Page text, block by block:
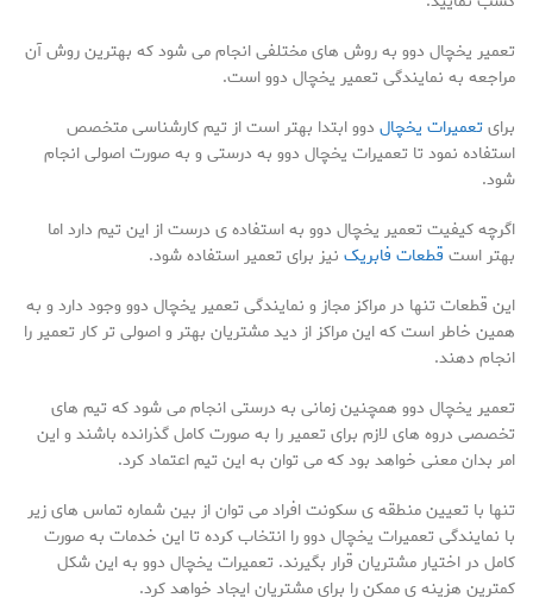
تعمیر یخچال دوو به روش های مختلفی انجام می شود که بهترین روش آن
مراجعه به نمایندگی تعمیر یخچال دوو است.
برایتعمیرات یخچال دوو ابتدا بهتر است از تیم کارشناسی متخصص
استفاده نمود تا تعمیرات یخچال دوو به درستی و به صورت اصولی انجام
شود.
اگرچه کیفیت تعمیر یخچال دوو به استفاده ی درست از این تیم دارد اما
بهتر است قطعات فابریک نیز برای تعمیر استفاده شود.
این قطعات تنها در مراکز مجاز و نمایندگی تعمیر یخچال دوو وجود دارد و به
همین خاطر است که این مراکز از دید مشتریان بهتر و اصولی تر کار تعمیر را
انجام دهند.
تعمیر یخچال دوو همچنین زمانی به درستی انجام می شود که تیم های
تخصصی دروه های لازم برای تعمیر را به صورت کامل گذرانده باشند و این
امر بدان معنی خواهد بود که می توان به این تیم اعتماد کرد.
تنها با تعیین منطقه ی سکونت افراد می توان از بین شماره تماس های زیر
با نمایندگی تعمیرات یخچال دوو را انتخاب کرده تا این خدمات به صورت
کامل در اختیار مشتریان قرار بگیرند. تعمیرات یخچال دوو به این شکل
کمترین هزینه ی ممکن را برای مشتریان ایجاد خواهد کرد.